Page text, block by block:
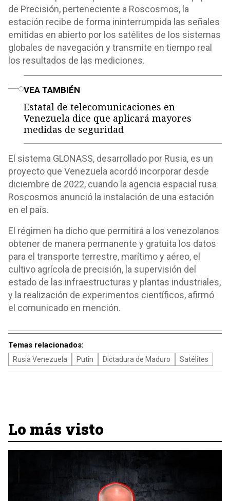
de Precisión, perteneciente a Roscosmos, la
estación recibe de forma ininterrumpida las señales
emitidas en abierto por los satélites de los sistemas
globales de navegación y transmite en tiempo real
los resultados de las mediciones.
VEA TAMBIÉN
Estatal de telecomunicaciones en
Venezuela dice que aplicará mayores
medidas de seguridad
El sistema GLONASS, desarrollado por Rusia, es un
proyecto que Venezuela acordó incorporar desde
diciembre de 2022, cuando la agencia espacial rusa
Roscosmos anunció la instalación de una estación
en el país.
El régimen ha dicho que permitirá a los venezolanos
obtener de manera permanente y gratuita los datos
para el transporte terrestre, marítimo y aéreo, el
cultivo agrícola de precisión, la supervisión del
estado de las infraestructuras y plantas industriales,
y la realización de experimentos científicos, afirmó
el comunicado en mención.
Temas relacionados:
Rusia Venezuela Putin Dictadura de Maduro Satélites
Lo más visto